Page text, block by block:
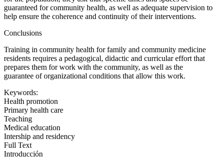
guaranteed for community health, as well as adequate supervision to
help ensure the coherence and continuity of their interventions.
Conclusions
Training in community health for family and community medicine
residents requires a pedagogical, didactic and curricular effort that
prepares them for work with the community, as well as the
guarantee of organizational conditions that allow this work.
Keywords:
Health promotion
Primary health care
Teaching
Medical education
Intership and residency
Full Text
Introducción